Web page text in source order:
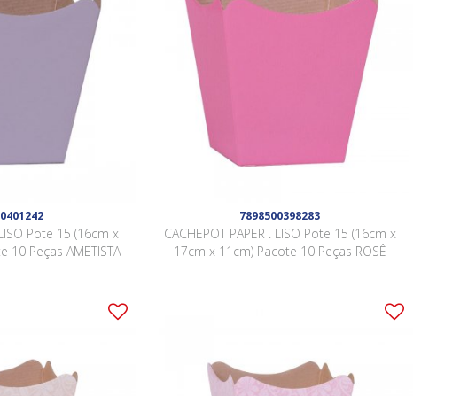
Pote 15 (16cm x
10 Peças AMETISTA
7898500398283
CACHEPOT PAPER . LISO Pote 15 (16cm x
17cm x 11cm) Pacote 10 Peças ROSÊ